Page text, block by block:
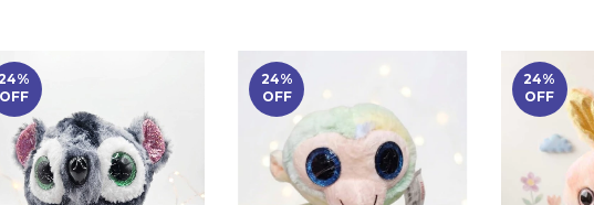
%
OFF
24%
OFF
24%
OFF